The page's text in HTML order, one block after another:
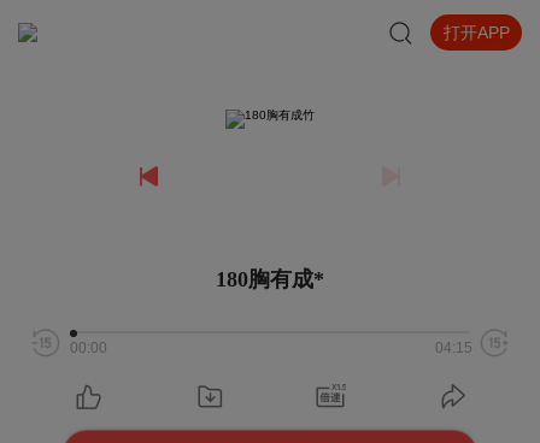
打开APP
180胸有成*
00:00 04:15